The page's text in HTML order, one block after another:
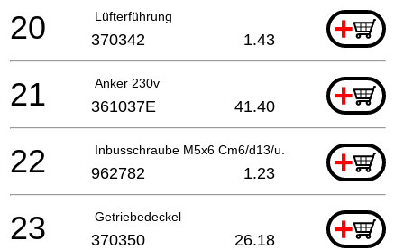
Lüfterführung +
20 370342 1.43
Anker 230v +
21 361037E 41.40
Inbusschraube M5x6 Cm6/d13/u.a. Till 2.1986
+
22 962782 1.23
Getriebedeckel +
23 370350 26.18